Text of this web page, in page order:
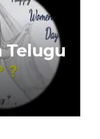
Telugu